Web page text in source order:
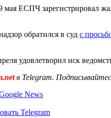
мая ЕСПЧ зарегистрировал
обратился в суд с
удовлетворил иск
в Telegram.
News
Telegram